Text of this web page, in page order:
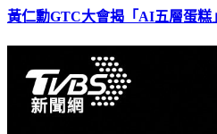
黃仁勳GTC大會揭「AI五層蛋